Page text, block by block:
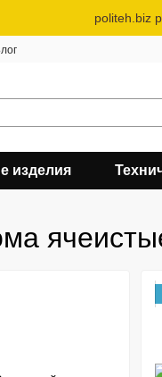
politeh.biz
изделия